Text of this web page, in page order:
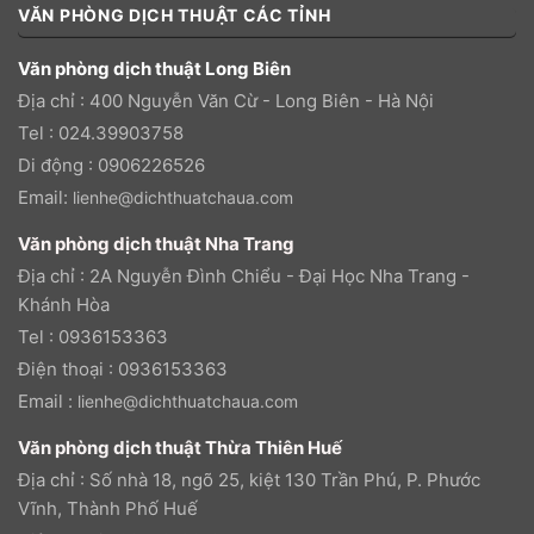
VĂN PHÒNG DỊCH THUẬT CÁC TỈNH
Văn phòng dịch thuật Long Biên
Địa chỉ : 400 Nguyễn Văn Cừ - Long Biên - Hà Nội
Tel : 024.39903758
Di động : 0906226526
Email: lienhe@dichthuatchaua.com
Văn phòng dịch thuật Nha Trang
Địa chỉ : 2A Nguyễn Đình Chiểu - Đại Học Nha Trang -
Khánh Hòa
Tel : 0936153363
Điện thoại : 0936153363
Email : lienhe@dichthuatchaua.com
Văn phòng dịch thuật Thừa Thiên Huế
Địa chỉ : Số nhà 18, ngõ 25, kiệt 130 Trần Phú, P. Phước
Vĩnh, Thành Phố Huế